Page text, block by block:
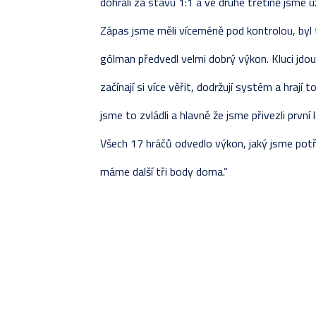
Zápas jsme měli víceméně pod kontrolou,
gólman předvedl velmi dobrý výkon. Kluci
začínají si více věřit, dodržují systém a hrají
jsme to zvládli a hlavně že jsme přivezli
Všech 17 hráčů odvedlo výkon, jaký jsme
máme další tři body doma.”